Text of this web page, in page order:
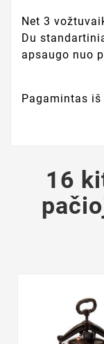
Net 3
Du
apsaugo nuo
Pagamintas
16